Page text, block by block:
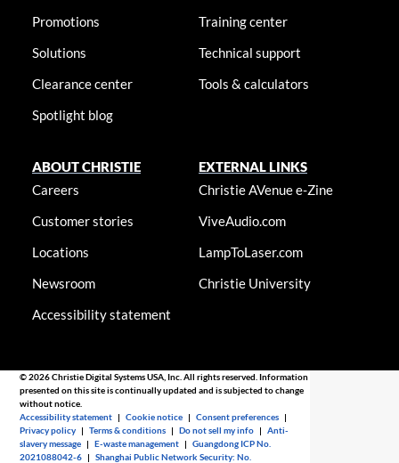
Promotions
Solutions
Clearance center
Spotlight blog
Training center
Technical support
Tools & calculators
ABOUT CHRISTIE
Careers
Customer stories
Locations
Newsroom
Accessibility statement
EXTERNAL LINKS
Christie AVenue e-Zine
ViveAudio.com
LampToLaser.com
Christie University
© 2026 Christie Digital Systems USA, Inc. All rights reserved. Information
presented on this site is continually updated and is subjected to change
without notice.
Accessibility statement |Cookie notice |Consent preferences |
Privacy policy |Terms & conditions |Do not sell my info |Anti-
slavery message |E-waste management |Guangdong ICP No.
2021088042-6 |Shanghai Public Network Security: No.